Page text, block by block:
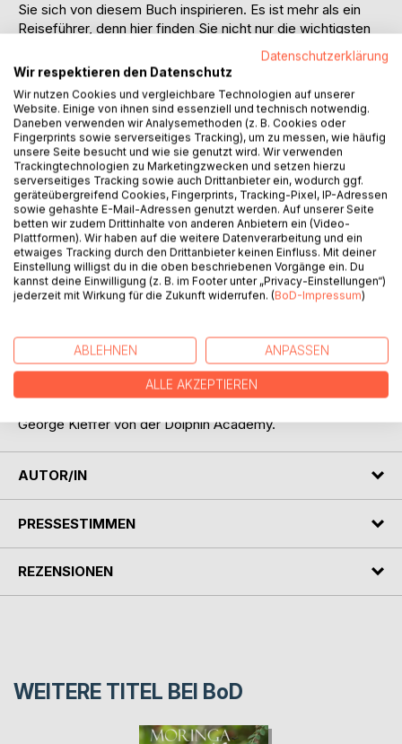
Sie sich von diesem Buch inspirieren. Es ist mehr als ein
Reiseführer, denn hier finden Sie nicht nur die wichtigsten
Reise – Informationen über Curacao, (Curacao von A bis
Z), sondern auch andere spannende Themen:
Stimmen Sie sich mit 15 tollen Cocktails auf Ihre Reisen
nach Curacao und den Besuch der Blue Curacao
Likörfabrik ein.
Curacao Culinar, so heißt das Kapitel, in dem es ums Essen
und Trinken geht.
Lassen sie sich von der Natur verzaubern und erfahren Sie
mehr über die Geologie und über die Pflanzen- und
Tierwelt.
Auch Kunstinteressierte kommen auf Curacao auf ihre
Kosten. Die Street Art auf Curacao ist zum Beispiel
einzigartig.
Natürlich darf auf Curacao das Meer nicht zu kurz kommen.
bebildert.
Haben Sie schon immer davon geträumt mit Delfinen zu
schwimmen? Auf Curacao können Sie das mit gutem
George Kieffer von der Dolphin Academy.
AUTOR/IN
PRESSESTIMMEN
REZENSIONEN
WEITERE TITEL BEI BoD
Datenschutzerklärung
Wir respektieren den Datenschutz
Wir nutzen Cookies und vergleichbare Technologien auf unserer
Website. Einige von ihnen sind essenziell und technisch notwendig.
Daneben verwenden wir Analysemethoden (z. B. Cookies oder
Fingerprints sowie serverseitiges Tracking), um zu messen, wie häufig
unsere Seite besucht und wie sie genutzt wird. Wir verwenden
Trackingtechnologien zu Marketingzwecken und setzen hierzu
serverseitiges Tracking sowie auch Drittanbieter ein, wodurch ggf.
geräteübergreifend Cookies, Fingerprints, Tracking-Pixel, IP-Adressen
sowie gehashte E-Mail-Adressen genutzt werden. Auf unserer Seite
betten wir zudem Drittinhalte von anderen Anbietern ein (Video-
Plattformen). Wir haben auf die weitere Datenverarbeitung und ein
etwaiges Tracking durch den Drittanbieter keinen Einfluss. Mit deiner
Einstellung willigst du in die oben beschriebenen Vorgänge ein. Du
kannst deine Einwilligung (z. B. im Footer unter „Privacy-Einstellungen“)
jederzeit mit Wirkung für die Zukunft widerrufen. (BoD-Impressum)
ABLEHNEN ANPASSEN
ALLE AKZEPTIEREN